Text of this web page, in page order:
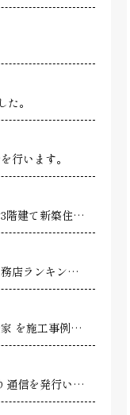
。
行います。
階建て新築住宅
熱工事)
店ランキン
きました。
を施工事例に
通信を発行いた